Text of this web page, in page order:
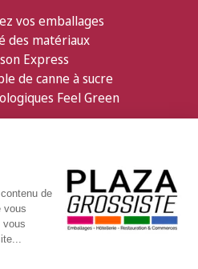
vos emballages
des matériaux
Express
de canne à sucre
Feel Green
Qui sommes nous ?
Contactez nous
Livraison & logistique
Modes de règlement